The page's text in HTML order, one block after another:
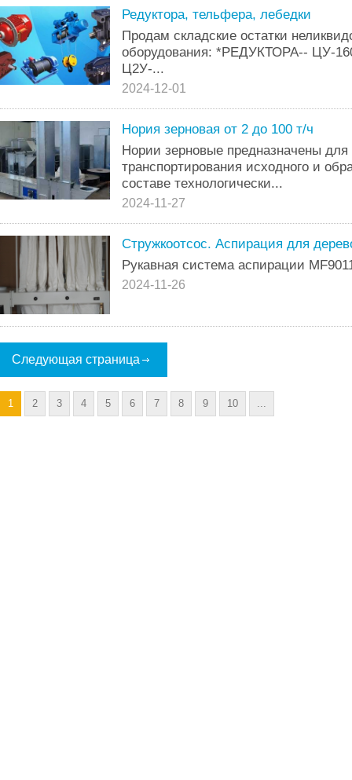
Редуктора, тельфера, лебедки
Продам складские остатки
оборудования: *РЕДУКТОРА-- ЦУ-
Ц2У-...
2024-12-01
Нория зерновая от 2 до 100 т/ч
Нории зерновые предназначены для
транспортирования исходного и
составе технологически...
2024-11-27
Стружкоотсос. Аспирация для
Рукавная система аспирации
2024-11-26
Следующая страница
1 2 3 4 5 6 7 8 9 10 ...